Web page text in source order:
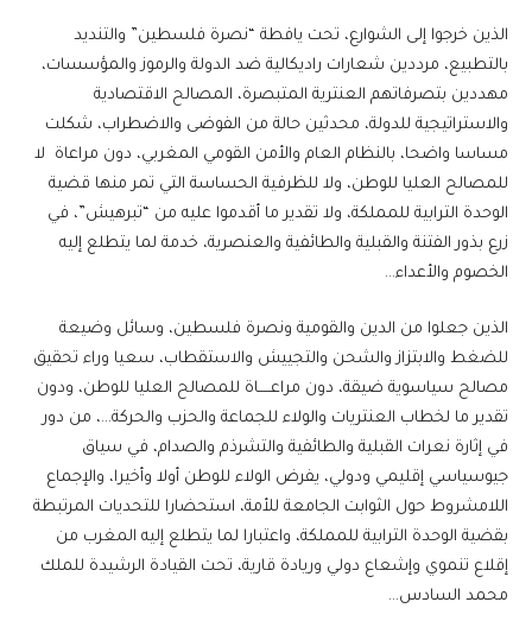
الذين خرجوا إلى الشوارع، تحت يافطة “نصرة فلسطين” والتنديد
بالتطبيع، مرددين شعارات راديكالية ضد الدولة والرموز والمؤسسات،
مهددين بتصرفاتهم العنترية المتبصرة، المصالح الاقتصادية
والاستراتيجية للدولة، محدثين حالة من الفوضى والاضطراب، شكلت
مساسا واضحا، بالنظام العام والأمن القومي المغربي، دون مراعاة لا
للمصالح العليا للوطن، ولا للظرفية الحساسة التي تمر منها قضية
الوحدة الترابية للمملكة، ولا تقدير ما أقدموا عليه من “تبرهيش”، في
زرع بذور الفتنة والقبلية والطائفية والعنصرية، خدمة لما يتطلع إليه
الخصوم والأعداء…
الذين جعلوا من الدين والقومية ونصرة فلسطين، وسائل وضيعة
للضغط والابتزاز والشحن والتجييش والاستقطاب، سعيا وراء تحقيق
مصالح سياسوية ضيقة، دون مراعـــــاة للمصالح العليا للوطن، ودون
تقدير ما لخطاب العنتريات والولاء للجماعة والحزب والحركة…، من دور
في إثارة نعرات القبلية والطائفية والتشرذم والصدام، في سياق
جيوسياسي إقليمي ودولي، يفرض الولاء للوطن أولا وأخيرا، والإجماع
اللامشروط حول الثوابت الجامعة للأمة، استحضارا للتحديات المرتبطة
بقضية الوحدة الترابية للمملكة، واعتبارا لما يتطلع إليه المغرب من
إقلاع تنموي وإشعاع دولي وريادة قارية، تحت القيادة الرشيدة للملك
محمد السادس…